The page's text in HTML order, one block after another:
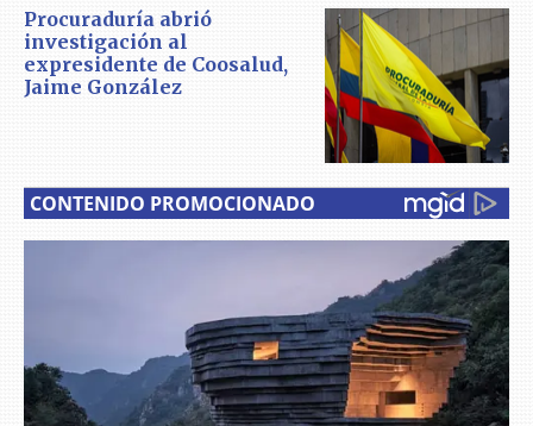
Procuraduría abrió
investigación al
expresidente de Coosalud,
Jaime González